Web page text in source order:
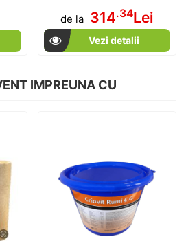
de la 314.34Lei
Vezi detalii
IMPREUNA CU